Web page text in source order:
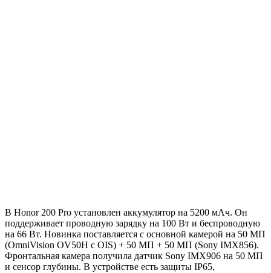
В Honor 200 Pro установлен аккумулятор на 5200 мАч. Он
поддерживает проводную зарядку на 100 Вт и беспроводную
на 66 Вт. Новинка поставляется с основной камерой на 50 МП
(OmniVision OV50H с OIS) + 50 МП + 50 МП (Sony IMX856).
Фронтальная камера получила датчик Sony IMX906 на 50 МП
и сенсор глубины. В устройстве есть защиты IP65,